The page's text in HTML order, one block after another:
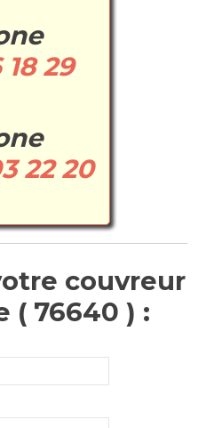
18 29
22 20
couvreur
( 76640 ) :